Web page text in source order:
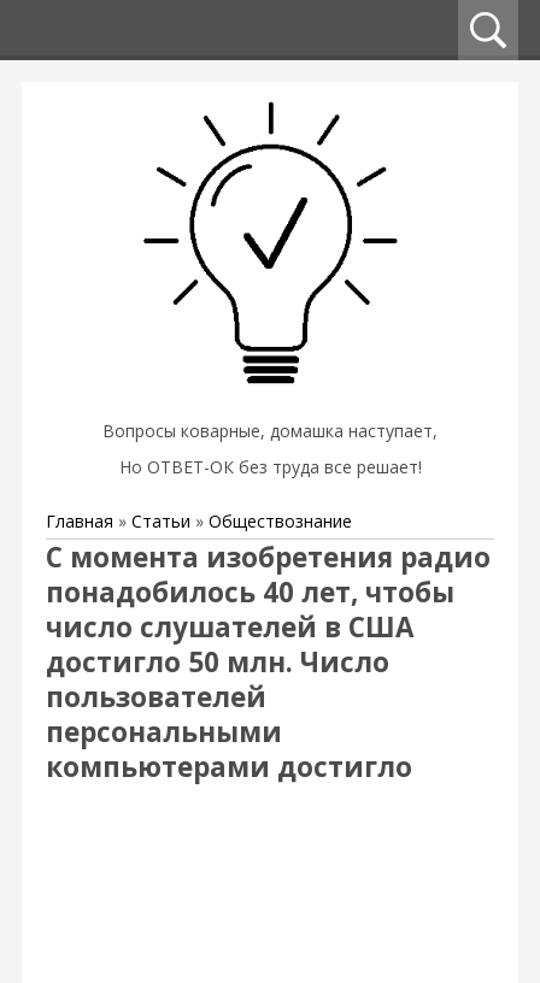
Вопросы коварные, домашка наступает,
Но ОТВЕТ-ОК без труда все решает!
Главная » Статьи » Обществознание
С момента изобретения радио
понадобилось 40 лет, чтобы
число слушателей в США
достигло 50 млн. Число
пользователей
персональными
компьютерами достигло